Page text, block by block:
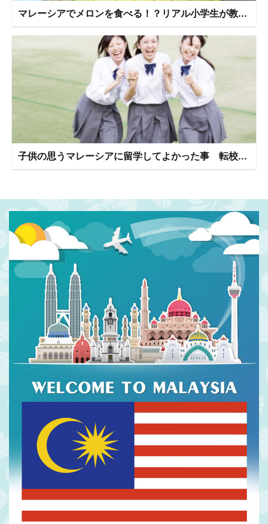
マレーシアでメロンを食べる！？リアル小学生が教...
子供の思うマレーシアに留学してよかった事 転校...